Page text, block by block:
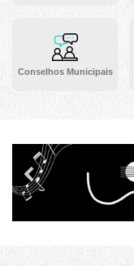
Conselhos Municipais
Previous